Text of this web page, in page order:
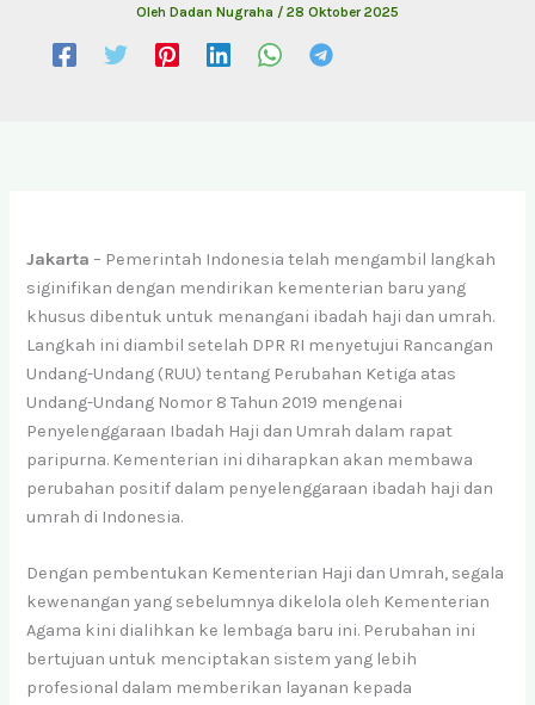
Oleh Dadan Nugraha / 28 Oktober 2025
Jakarta – Pemerintah Indonesia telah mengambil langkah
siginifikan dengan mendirikan kementerian baru yang
khusus dibentuk untuk menangani ibadah haji dan umrah.
Langkah ini diambil setelah DPR RI menyetujui Rancangan
Undang-Undang (RUU) tentang Perubahan Ketiga atas
Undang-Undang Nomor 8 Tahun 2019 mengenai
Penyelenggaraan Ibadah Haji dan Umrah dalam rapat
paripurna. Kementerian ini diharapkan akan membawa
perubahan positif dalam penyelenggaraan ibadah haji dan
umrah di Indonesia.
Dengan pembentukan Kementerian Haji dan Umrah, segala
kewenangan yang sebelumnya dikelola oleh Kementerian
Agama kini dialihkan ke lembaga baru ini. Perubahan ini
bertujuan untuk menciptakan sistem yang lebih
profesional dalam memberikan layanan kepada